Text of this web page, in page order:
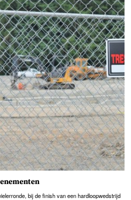
bij de finish van een hardloopwedstrijd